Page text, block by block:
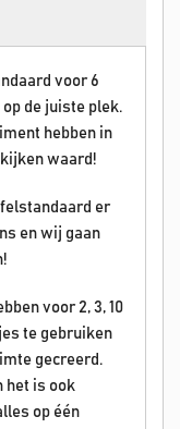
voor 6
op de juiste plek.
hebben in
waard!
er
en wij gaan
voor 2, 3, 10
te gebruiken
gecreerd.
het is ook
op één